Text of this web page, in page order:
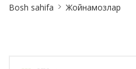
Breadcrumb
Bosh sahifa Жойнамозлар